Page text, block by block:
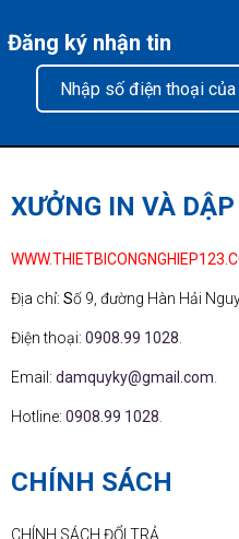
Đăng ký nhận tin
XƯỞNG IN VÀ
Địa chỉ: Số 9, đường Hàn Hải
Điện thoại: 0908.99 1028.
Email: damquyky@gmail.com.
Hotline: 0908.99 1028.
CHÍNH SÁCH
CHÍNH SÁCH ĐỔI TRẢ